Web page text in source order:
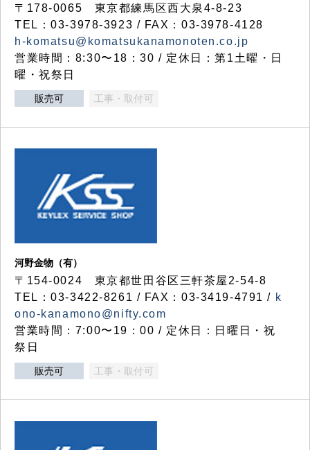
〒178-0065 東京都練馬区西大泉4-8-23
TEL：03-3978-3923 / FAX：03-3978-4128
h-komatsu@komatsukanamonoten.co.jp
営業時間：8:30〜18：30 / 定休日：第1土曜・日
曜・祝祭日
販売可 工事・取付可
河野金物（有）
〒154-0024 東京都世田谷区三軒茶屋2-54-8
TEL：03-3422-8261 / FAX：03-3419-4791 / k
ono-kanamono@nifty.com
営業時間：7:00〜19：00 / 定休日：日曜日・祝
祭日
販売可 工事・取付可